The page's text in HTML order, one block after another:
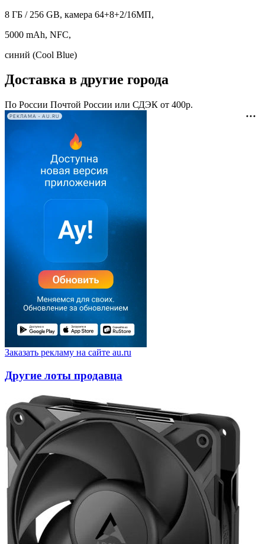
8 ГБ / 256 GB, камера 64+8+2/16МП,
5000 mAh, NFC,
синий (Cool Blue)
Доставка в другие города
По России Почтой России или СДЭК от 400р.
РЕКЛАМА • AU.RU
Заказать рекламу на сайте au.ru
Другие лоты продавца